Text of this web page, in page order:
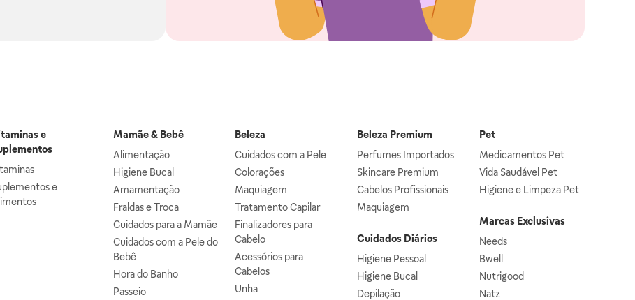
e
e
Mamãe & Bebê
Alimentação
Higiene Bucal
Amamentação
Fraldas e Troca
Cuidados para a Mamãe
Cuidados com a Pele do
Bebê
Hora do Banho
Passeio
Beleza
Cuidados com a Pele
Colorações
Maquiagem
Tratamento Capilar
Finalizadores para
Cabelo
Acessórios para
Cabelos
Unha
Beleza Premium
Perfumes Importados
Skincare Premium
Cabelos Profissionais
Maquiagem
Cuidados Diários
Higiene Pessoal
Higiene Bucal
Depilação
Pet
Medicamentos Pet
Vida Saudável Pet
Higiene e Limpeza Pet
Marcas Exclusivas
Needs
Bwell
Nutrigood
Natz